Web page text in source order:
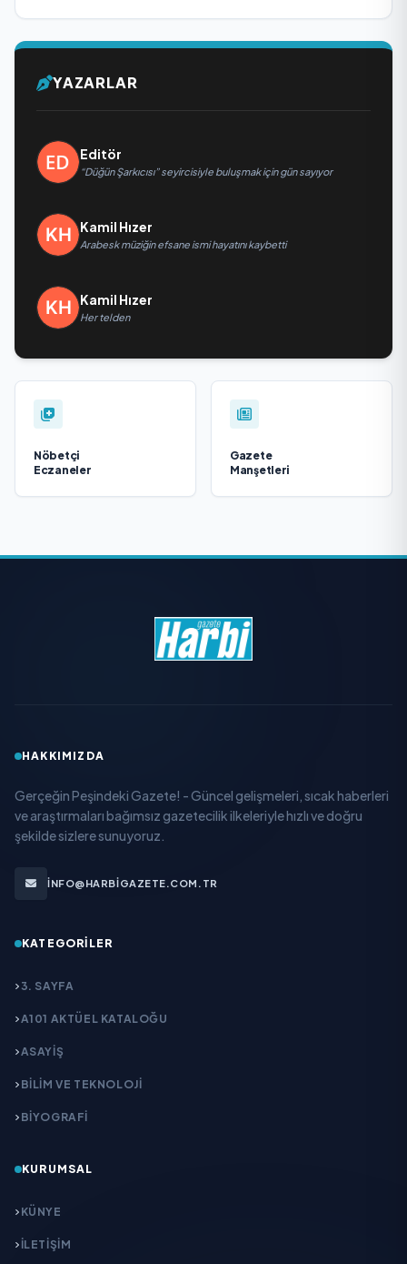
YAZARLAR
Editör
“Düğün Şarkıcısı” seyircisiyle buluşmak için gün sayıyor
Kamil Hızer
Arabesk müziğin efsane ismi hayatını kaybetti
Kamil Hızer
Her telden
Nöbetçi
Eczaneler
Gazete
Manşetleri
HAKKIMIZDA
Gerçeğin Peşindeki Gazete! - Güncel gelişmeleri, sıcak haberleri
ve araştırmaları bağımsız gazetecilik ilkeleriyle hızlı ve doğru
şekilde sizlere sunuyoruz.
INFO@HARBIGAZETE.COM.TR
KATEGORILER
3. SAYFA
A101 AKTÜEL KATALOĞU
ASAYİŞ
BİLİM VE TEKNOLOJİ
BİYOGRAFİ
KURUMSAL
KÜNYE
İLETIŞIM